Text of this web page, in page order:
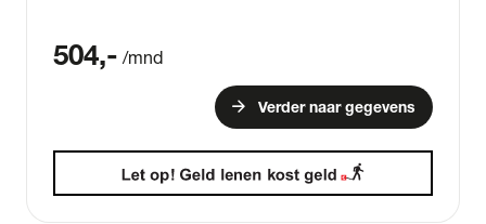
504,- /mnd
arrow_forward Verder naar gegevens